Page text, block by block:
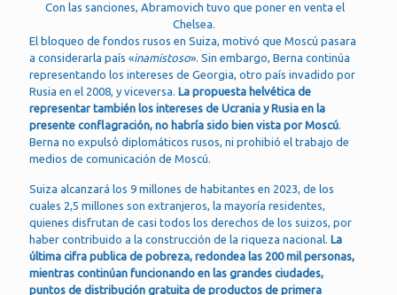
Con las sanciones, Abramovich tuvo que poner en venta el
Chelsea.
El bloqueo de fondos rusos en Suiza, motivó que Moscú pasara
a considerarla país «inamistoso». Sin embargo, Berna continúa
representando los intereses de Georgia, otro país invadido por
Rusia en el 2008, y viceversa. La propuesta helvética de
representar también los intereses de Ucrania y Rusia en la
presente conflagración, no habría sido bien vista por Moscú.
Berna no expulsó diplomáticos rusos, ni prohibió el trabajo de
medios de comunicación de Moscú.
Suiza alcanzará los 9 millones de habitantes en 2023, de los
cuales 2,5 millones son extranjeros, la mayoría residentes,
quienes disfrutan de casi todos los derechos de los suizos, por
haber contribuido a la construcción de la riqueza nacional. La
última cifra publica de pobreza, redondea las 200 mil personas,
mientras continúan funcionando en las grandes ciudades,
puntos de distribución gratuita de productos de primera